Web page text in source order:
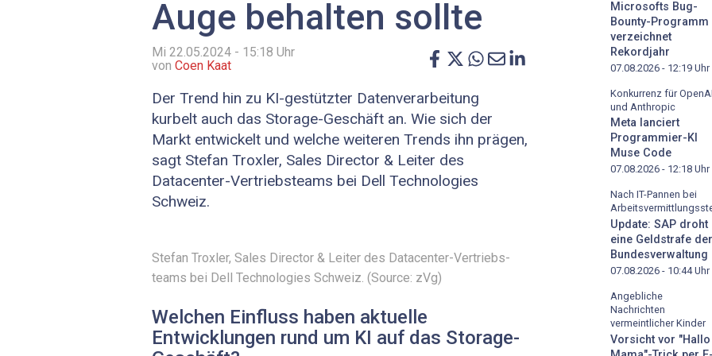
Auge behalten sollte
Mi 22.05.2024 - 15:18 Uhr
von Coen Kaat
Der Trend hin zu KI-gestützter Datenverarbeitung
kurbelt auch das Storage-Geschäft an. Wie sich der
Markt entwickelt und welche weiteren Trends ihn prägen,
sagt Stefan ­Troxler, Sales Director & Leiter des
Datacenter-Vertriebs­teams bei Dell Technologies
Schweiz.
Stefan ­Troxler, Sales Director & Leiter des Datacenter-Vertriebs­
teams bei Dell Technologies Schweiz. (Source: zVg)
Welchen Einfluss haben aktuelle
Entwicklungen rund um KI auf das Storage-
Microsofts Bug-
Bounty-Programm
verzeichnet
Rekordjahr
07.08.2026 - 12:19 Uhr
Konkurrenz für OpenAI
und Anthropic
Meta lanciert
Programmier-KI
Muse Code
07.08.2026 - 12:18 Uhr
Nach IT-Pannen bei
Update: SAP droht
eine Geldstrafe der
Bundesverwaltung
07.08.2026 - 10:44Uhr
Angebliche
Nachrichten
vermeintlicher Kinder
Vorsicht vor "Hallo